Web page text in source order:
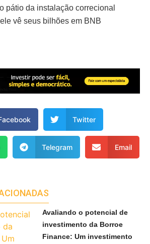
pátio da instalação correcional
vê seus bilhões em BNB
Twitter
Telegram Email
Avaliando o potencial de
investimento da Borroe
Finance: Um investimento